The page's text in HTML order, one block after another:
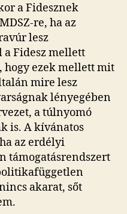
a Fidesznek
re, ha az
lesz
Fidesz mellett
ezek mellett mit
mire lesz
lényegében
a túlnyomó
is. A kívánatos
az erdélyi
támogatásrendszert
akarat, sőt